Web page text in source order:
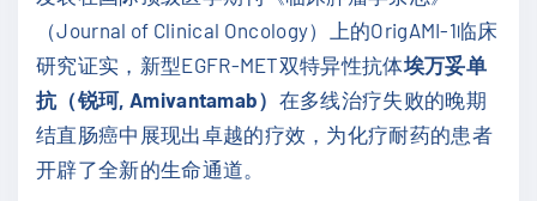
（Journal of Clinical Oncology）上的OrigAMI-1临床
研究证实，新型EGFR-MET双特异性抗体埃万妥单
抗（锐珂, Amivantamab） 在多线治疗失败的晚期
结直肠癌中展现出卓越的疗效，为化疗耐药的患者
开辟了全新的生命通道。